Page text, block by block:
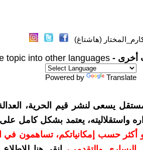
(هاشتاغ)
أخرى - topic into other languages
Powered by Translate
يسعى لنشر قيم الحرية، العدالة
واستقلاليته، يعتمد بشكل كامل
سنويًا أو أكثر حسب إمكانياتكم،